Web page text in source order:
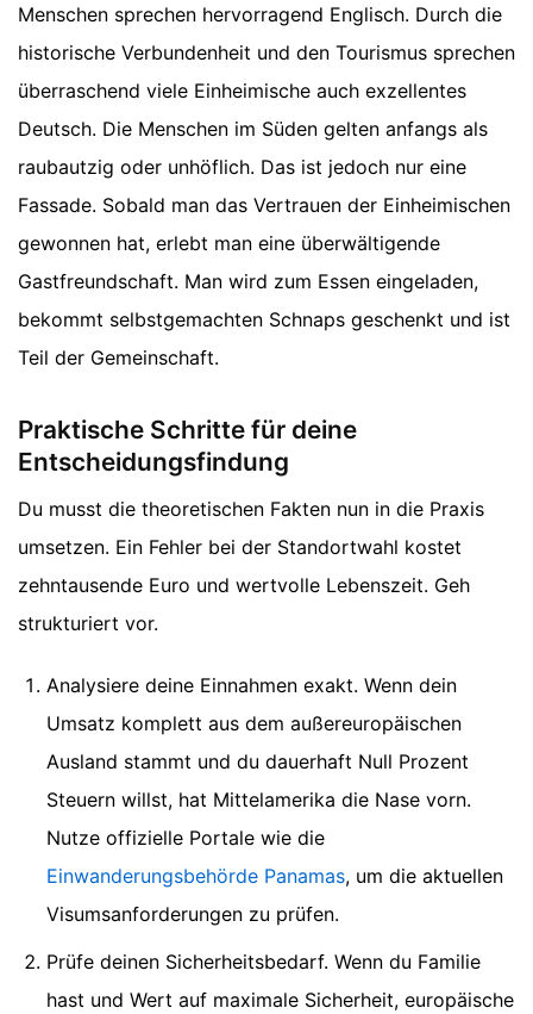
Menschen sprechen hervorragend Englisch. Durch die
historische Verbundenheit und den Tourismus sprechen
überraschend viele Einheimische auch exzellentes
Deutsch. Die Menschen im Süden gelten anfangs als
raubautzig oder unhöflich. Das ist jedoch nur eine
Fassade. Sobald man das Vertrauen der Einheimischen
gewonnen hat, erlebt man eine überwältigende
Gastfreundschaft. Man wird zum Essen eingeladen,
bekommt selbstgemachten Schnaps geschenkt und ist
Teil der Gemeinschaft.
Praktische Schritte für deine
Entscheidungsfindung
Du musst die theoretischen Fakten nun in die Praxis
umsetzen. Ein Fehler bei der Standortwahl kostet
zehntausende Euro und wertvolle Lebenszeit. Geh
strukturiert vor.
Analysiere deine Einnahmen exakt. Wenn dein
Umsatz komplett aus dem außereuropäischen
Ausland stammt und du dauerhaft Null Prozent
Steuern willst, hat Mittelamerika die Nase vorn.
Nutze offizielle Portale wie die
Einwanderungsbehörde Panamas, um die aktuellen
Visumsanforderungen zu prüfen.
Prüfe deinen Sicherheitsbedarf. Wenn du Familie
hast und Wert auf maximale Sicherheit, europäische